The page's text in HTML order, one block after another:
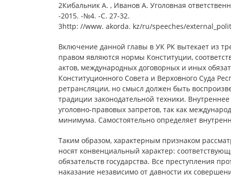
2Кибальник А. , Иванов А. Уголовная
-2015. -№4. -С. 27-32.
3http: //www. akorda. kz/ru/speeches/
Включение данной главы в УК РК вытекает из
правом являются нормы Конституции,
актов, международных договорных и иных
Конституционного Совета и Верховного Суда
ретрансляции, но смысл должен быть
традиции законодательной техники.
уголовно-правовых запретов, так как
минимума. Самостоятельно определяет
Таким образом, характерным признаком
носят конвенциальный характер:
обязательств государства. Все преступления
наказание независимо от давности их